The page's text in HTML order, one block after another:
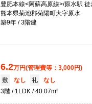
豊肥本線<阿蘇高原線>/原水駅
熊本県菊池郡菊陽町大字原水
築9年
3階建
6.2万円(管理費等：3,000円)
敷
なし 礼
なし
3階
1LDK 40.07m²